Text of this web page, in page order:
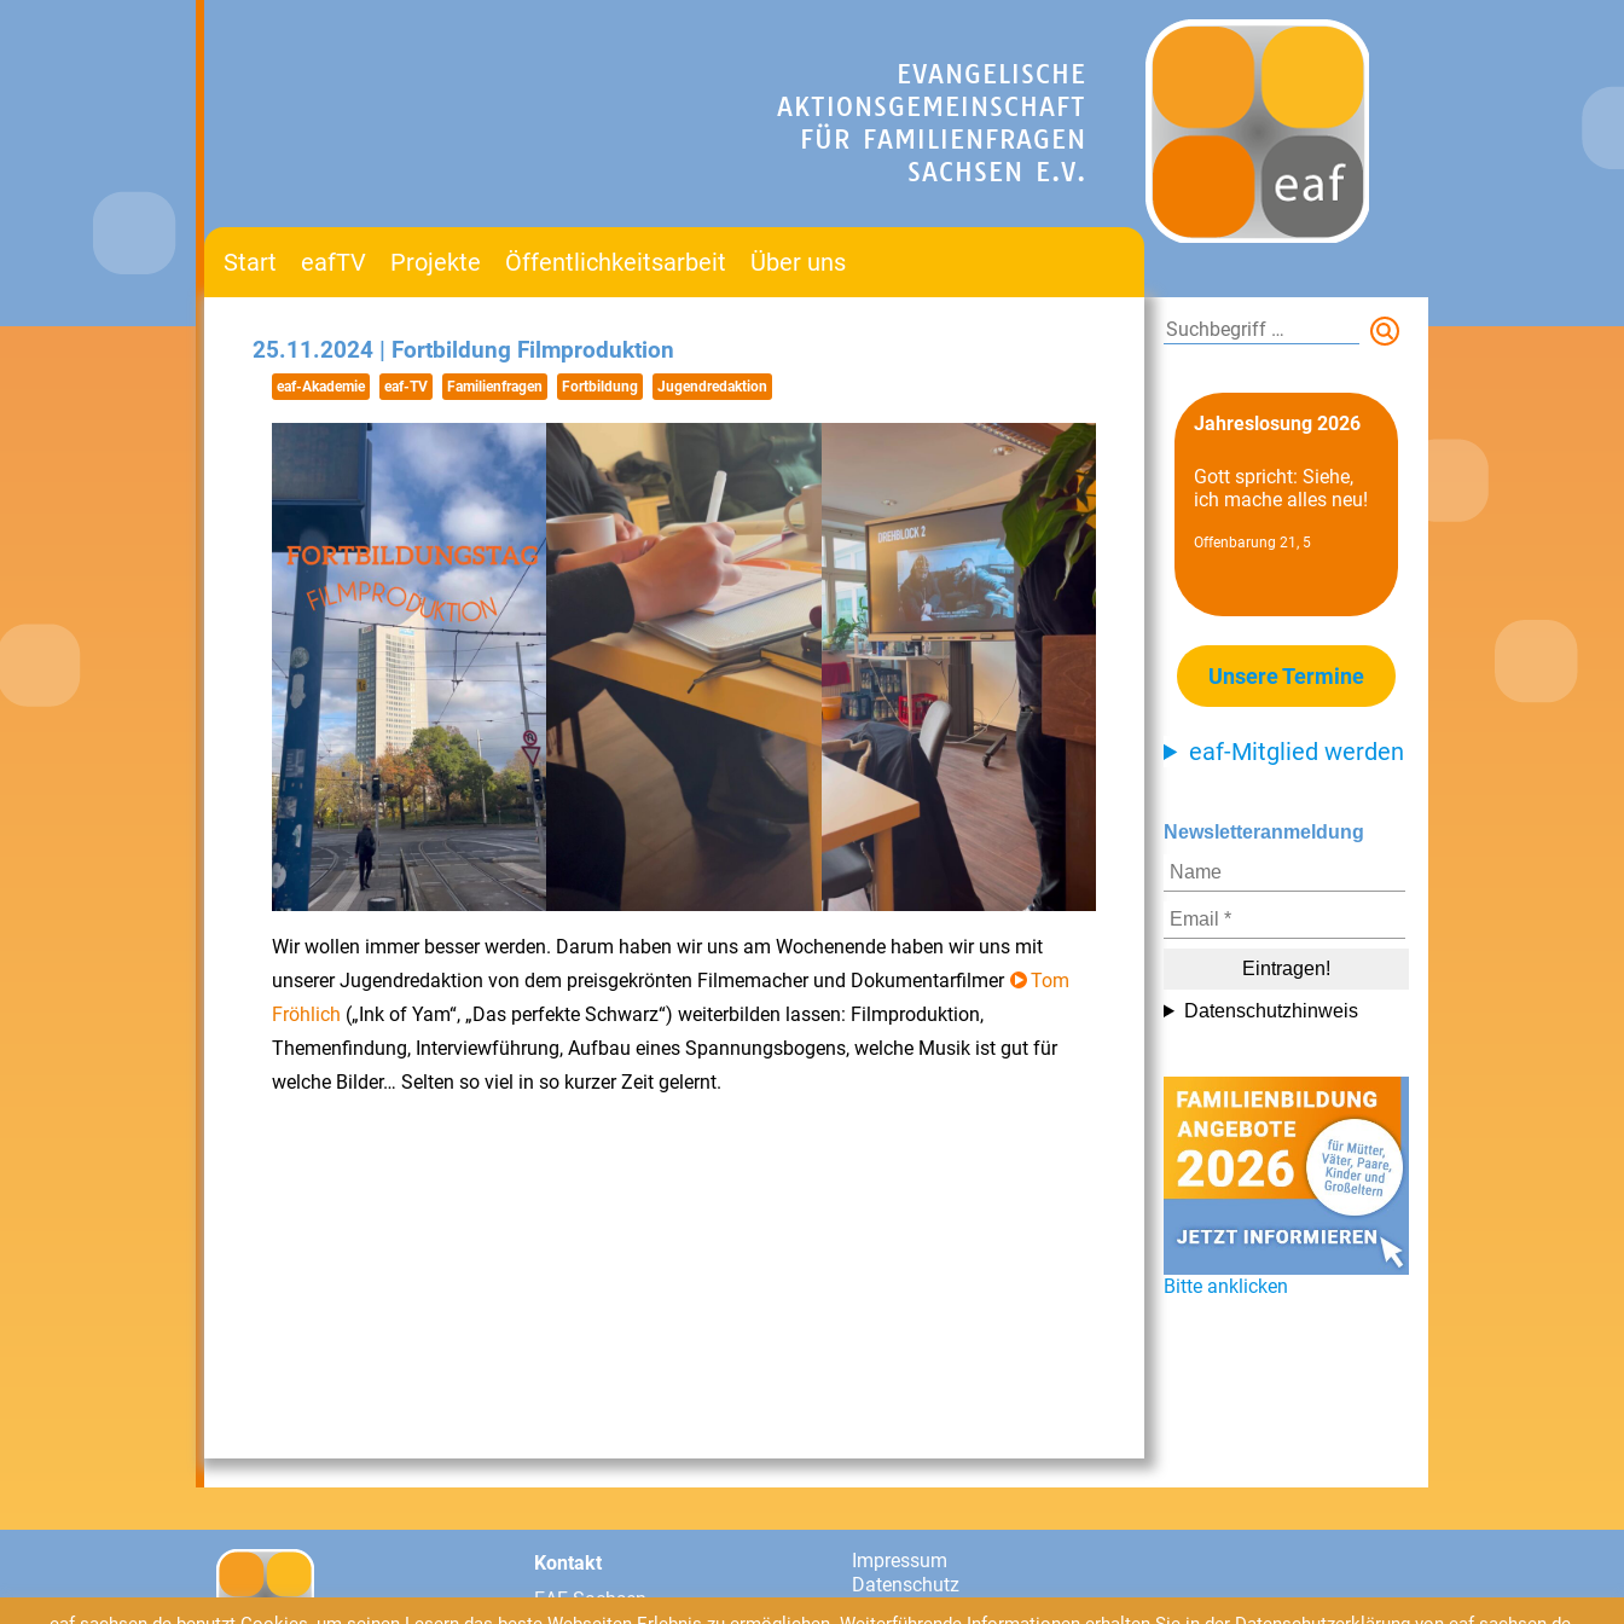
EVANGELISCHE
AKTIONSGEMEINSCHAFT
FÜR FAMILIENFRAGEN
SACHSEN E.V.
Start eafTV Projekte Öffentlichkeitsarbeit Über uns
25.11.2024 | Fortbildung Filmproduktion
eaf-Akademie eaf-TV Familienfragen Fortbildung Jugendredaktion
Wir wollen immer besser werden. Darum haben wir uns am Wochenende haben wir uns mit
unserer Jugendredaktion von dem preisgekrönten Filmemacher und Dokumentarfilmer
Tom
Fröhlich („Ink of Yam“, „Das perfekte Schwarz“) weiterbilden lassen: Filmproduktion,
Themenfindung, Interviewführung, Aufbau eines Spannungsbogens, welche Musik ist gut für
welche Bilder… Selten so viel in so kurzer Zeit gelernt.
Jahreslosung 2026
Gott spricht: Siehe,
ich mache alles neu!
Offenbarung 21, 5
Unsere Termine
eaf-Mitglied werden
Newsletteranmeldung
Datenschutzhinweis
Bitte anklicken
Kontakt
EAF Sachsen
Impressum
Datenschutz